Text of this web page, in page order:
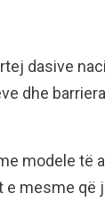
dasive
dhe
modele të
mesme që